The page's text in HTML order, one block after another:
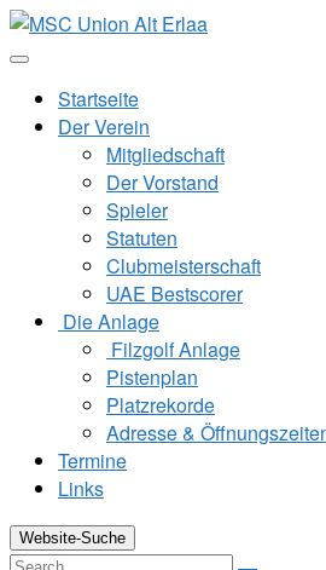
Zum
Inhalt
Startseite
Der Verein
Mitgliedschaft
Der Vorstand
Spieler
Statuten
Clubmeisterschaft
UAE Bestscorer
Die Anlage
Filzgolf Anlage
Pistenplan
Platzrekorde
Adresse &
Termine
Links
Website-Suche